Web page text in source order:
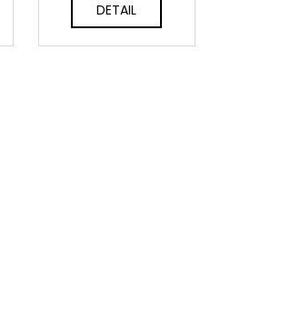
DETAIL